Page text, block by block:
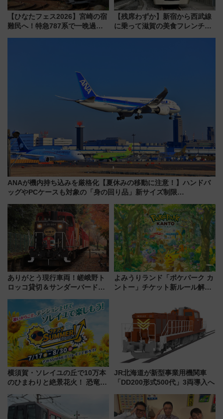
【ひなたフェス2026】宮崎の宿
難民へ！特急787系で一晩過ご
【残席わずか】新宿から西武線
に乗って滋賀の美食フレンチを
ANAが機内持ち込みを厳格化【夏休みの移動に注意！】ハンドバ
ッグやPCケースも対象の「身の回り品」新サイズ制限
ありがとう現行車両！嵯峨野ト
ロッコ貸切＆サンダーバードレ
斉藤雪乃＆福原トシヒロと行
く！9月13日「京都の鉄道満喫
ツアー」開催
よみうりランド「ポケパーク カ
ントー」チケット新ルール解
本人確認が11月スタート
横須賀・ソレイユの丘で10万本
のひまわりと絶景花火！ 恐竜や
帰りお出かけ最新情報（2026年
7月17日～開催）
JR北海道が新型事業用機関車
「DD200形式500代」3両導入へ